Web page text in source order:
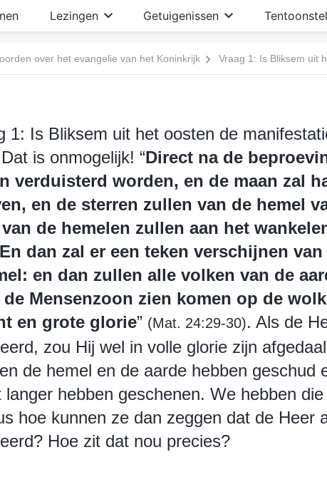
Lezingen Getuigenissen
over het evangelie van het Koninkrijk
1: Is Bliksem uit het oosten de
is onmogelijk! “Direct na de
verduisterd worden, en de maan zal
en de sterren zullen van de hemel
de hemelen zullen aan het
dan zal er een teken verschijnen
en dan zullen alle volken van de
Mensenzoon zien komen op de
en grote glorie” (Mat. 24:29-30). Als de
zou Hij wel in volle glorie zijn
de hemel en de aarde hebben geschud
langer hebben geschenen. We hebben
hoe kunnen ze dan zeggen dat de Heer
Hoe zit dat nou precies?